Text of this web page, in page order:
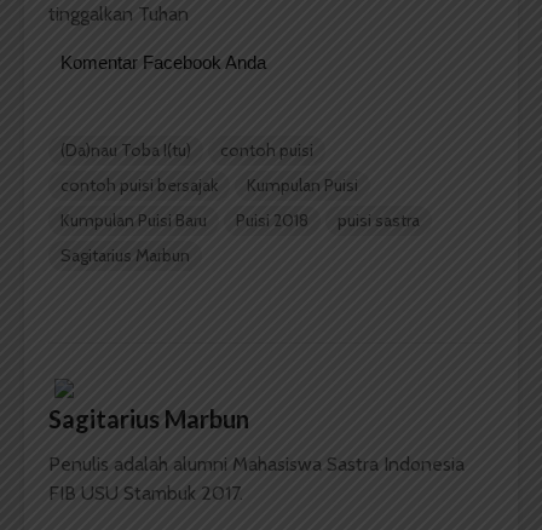
tinggalkan Tuhan
Komentar Facebook Anda
(Da)nau Toba I(tu)
contoh puisi
contoh puisi bersajak
Kumpulan Puisi
Kumpulan Puisi Baru
Puisi 2018
puisi sastra
Sagitarius Marbun
Sagitarius Marbun
Penulis adalah alumni Mahasiswa Sastra Indonesia
FIB USU Stambuk 2017.